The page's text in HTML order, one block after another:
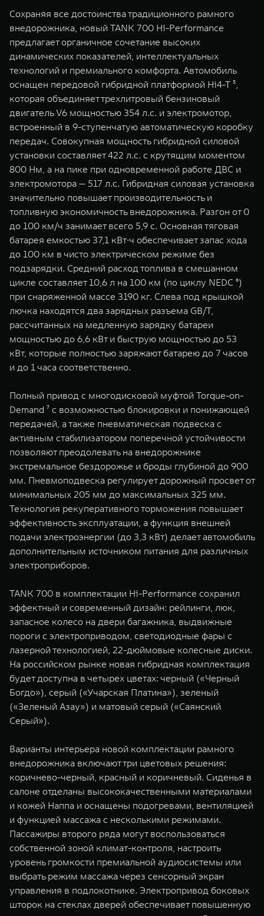
WEY 80
Масштаб возможностей
от 6 449 000 ₽
WEY 80
от 8 099
Сохраняя все достоинства традиционного рамного
внедорожника, новый TANK 700 Hi-Performance
предлагает органичное сочетание высоких
динамических показателей, интеллектуальных
технологий и премиального комфорта. Автомобиль
оснащен передовой гибридной платформой Hi4-T ⁵,
которая объединяет трехлитровый бензиновый
двигатель V6 мощностью 354 л.с. и электромотор,
встроенный в 9-ступенчатую автоматическую коробку
передач. Совокупная мощность гибридной силовой
установки составляет 422 л.с. с крутящим моментом
800 Нм, а на пике при одновременной работе ДВС и
электромотора — 517 л.с. Гибридная силовая установка
значительно повышает производительность и
топливную экономичность внедорожника. Разгон от 0
до 100 км/ч занимает всего 5,9 с. Основная тяговая
батарея емкостью 37,1 кВт∙ч обеспечивает запас хода
до 100 км в чисто электрическом режиме без
подзарядки. Средний расход топлива в смешанном
цикле составляет 10,6 л на 100 км (по циклу NEDC ⁶)
при снаряженной массе 3190 кг. Cлева под крышкой
лючка находятся два зарядных разъема GB/T,
рассчитанных на медленную зарядку батареи
мощностью до 6,6 кВт и быструю мощностью до 53
кВт, которые полностью заряжают батарею до 7 часов
и до 1 часа соответственно.
Полный привод с многодисковой муфтой Torque-on-
Demand ⁷ с возможностью блокировки и понижающей
передачей, а также пневматическая подвеска с
активным стабилизатором поперечной устойчивости
позволяют преодолевать на внедорожнике
экстремальное бездорожье и броды глубиной до 900
мм. Пневмоподвеска регулирует дорожный просвет от
минимальных 205 мм до максимальных 325 мм.
Технология рекуперативного торможения повышает
эффективность эксплуатации, а функция внешней
подачи электроэнергии (до 3,3 кВт) делает автомобиль
дополнительным источником питания для различных
электроприборов.
TANK 700 в комплектации Hi-Performance сохранил
эффектный и современный дизайн: рейлинги, люк,
запасное колесо на двери багажника, выдвижные
пороги с электроприводом, светодиодные фары с
лазерной технологией, 22-дюймовые колесные диски.
На российском рынке новая гибридная комплектация
будет доступна в четырех цветах: черный («Черный
Богдо»), серый («Учарская Платина»), зеленый
(«Зеленый Азау») и матовый серый («Саянский
Серый»).
Варианты интерьера новой комплектации рамного
внедорожника включают три цветовых решения:
коричнево-черный, красный и коричневый. Сиденья в
салоне отделаны высококачественными материалами
и кожей Наппа и оснащены подогревами, вентиляцией
и функцией массажа с несколькими режимами.
Пассажиры второго ряда могут воспользоваться
собственной зоной климат-контроля, настроить
уровень громкости премиальной аудиосистемы или
выбрать режим массажа через сенсорный экран
управления в подлокотнике. Электропривод боковых
шторок на стеклах дверей обеспечивает повышенную